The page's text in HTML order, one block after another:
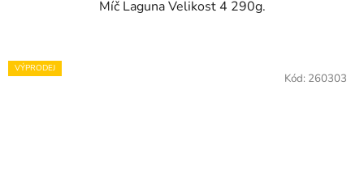
Míč Laguna Velikost 4 290g.
VÝPRODEJ
Kód: 260303